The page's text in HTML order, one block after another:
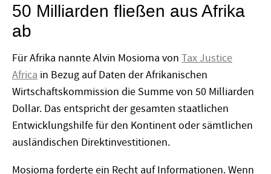
50 Milliarden fließen aus Afrika
ab
Für Afrika nannte Alvin Mosioma von Tax Justice
Africa in Bezug auf Daten der Afrikanischen
Wirtschaftskommission die Summe von 50 Milliarden
Dollar. Das entspricht der gesamten staatlichen
Entwicklungshilfe für den Kontinent oder sämtlichen
ausländischen Direktinvestitionen.
Mosioma forderte ein Recht auf Informationen. Wenn